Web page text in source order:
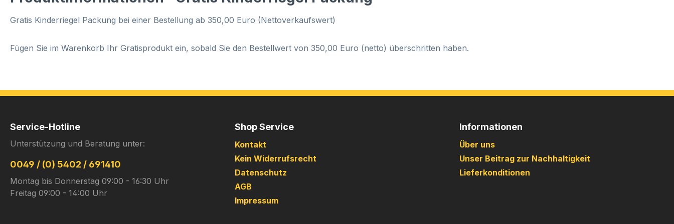
Gratis Kinderriegel Packung bei einer Bestellung ab 350,00 Euro (Nettoverkaufswert)
Fügen Sie im Warenkorb Ihr Gratisprodukt ein, sobald Sie den Bestellwert von 350,00 Euro (netto) überschritten haben.
Service-Hotline
Unterstützung und Beratung unter:
0049 / (0) 5402 / 691410
Montag bis Donnerstag 09:00 - 16:30 Uhr
Freitag 09:00 - 14:00 Uhr
Shop Service
Kontakt
Kein Widerrufsrecht
Datenschutz
AGB
Impressum
Informationen
Über uns
Unser Beitrag zur Nachhaltigkeit
Lieferkonditionen